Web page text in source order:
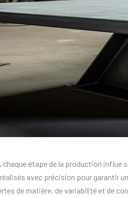
chaque étape de la production influe
avec précision pour garantir
de matière, de variabilité et de